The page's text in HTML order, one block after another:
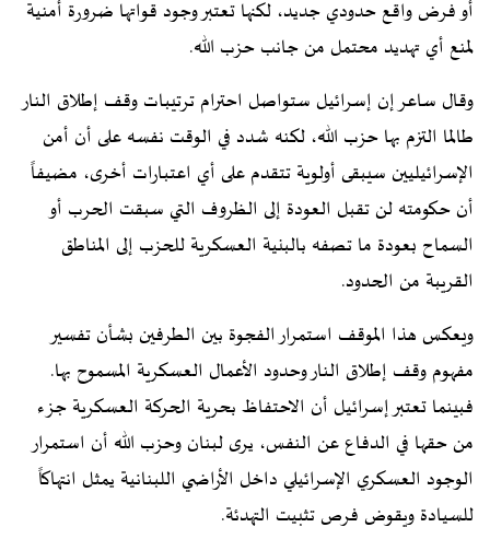
أو فرض واقع حدودي جديد، لكنها تعتبر وجود قواتها ضرورة أمنية
لمنع أي تهديد محتمل من جانب حزب الله.
وقال ساعر إن إسرائيل ستواصل احترام ترتيبات وقف إطلاق النار
طالما التزم بها حزب الله، لكنه شدد في الوقت نفسه على أن أمن
الإسرائيليين سيبقى أولوية تتقدم على أي اعتبارات أخرى، مضيفاً
أن حكومته لن تقبل العودة إلى الظروف التي سبقت الحرب أو
السماح بعودة ما تصفه بالبنية العسكرية للحزب إلى المناطق
القريبة من الحدود.
ويعكس هذا الموقف استمرار الفجوة بين الطرفين بشأن تفسير
مفهوم وقف إطلاق النار وحدود الأعمال العسكرية المسموح بها.
فبينما تعتبر إسرائيل أن الاحتفاظ بحرية الحركة العسكرية جزء
من حقها في الدفاع عن النفس، يرى لبنان وحزب الله أن استمرار
الوجود العسكري الإسرائيلي داخل الأراضي اللبنانية يمثل انتهاكاً
للسيادة ويقوض فرص تثبيت التهدئة.